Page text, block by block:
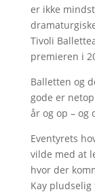
er ikke
Tivoli
premieren i
Balletten og
gode er
år og op – og
Eventyrets
vilde med at
hvor der
Kay